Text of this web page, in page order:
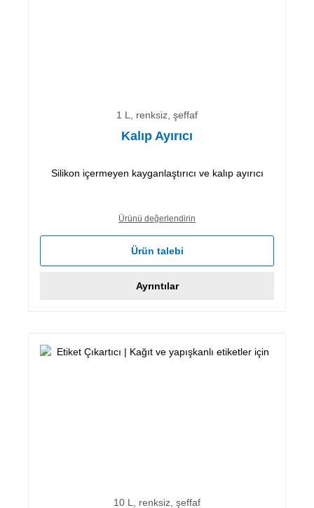
1 L, renksiz, şeffaf
Kalıp Ayırıcı
Silikon içermeyen kayganlaştırıcı ve kalıp ayırıcı
Ürünü değerlendirin
Ürün talebi
Ayrıntılar
10 L, renksiz, şeffaf